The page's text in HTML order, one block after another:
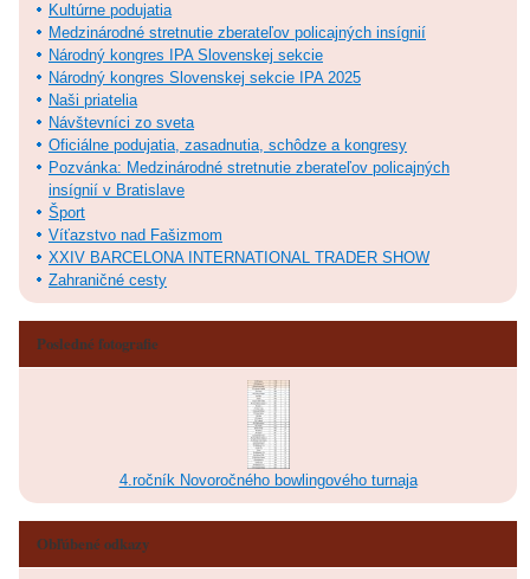
Kultúrne podujatia
Medzinárodné stretnutie zberateľov policajných insígnií
Národný kongres IPA Slovenskej sekcie
Národný kongres Slovenskej sekcie IPA 2025
Naši priatelia
Návštevníci zo sveta
Oficiálne podujatia, zasadnutia, schôdze a kongresy
Pozvánka: Medzinárodné stretnutie zberateľov policajných
insígnií v Bratislave
Šport
Víťazstvo nad Fašizmom
XXIV BARCELONA INTERNATIONAL TRADER SHOW
Zahraničné cesty
Posledné fotografie
4.ročník Novoročného bowlingového turnaja
Obľúbené odkazy